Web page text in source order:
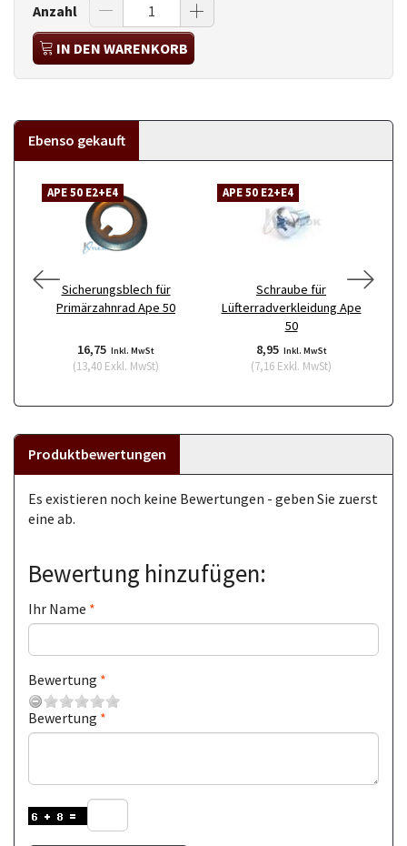
Anzahl
IN DEN WARENKORB
Ebenso gekauft
APE 50 E2+E4
Sicherungsblech für
Primärzahnrad Ape 50
16,75 Inkl. MwSt
(13,40 Exkl. MwSt)
APE 50 E2+E4
Schraube für
Lüfterradverkleidung Ape
50
8,95 Inkl. MwSt
(7,16 Exkl. MwSt)
Produktbewertungen
Es existieren noch keine Bewertungen - geben Sie zuerst
eine ab.
Bewertung hinzufügen:
Ihr Name
Bewertung
Bewertung